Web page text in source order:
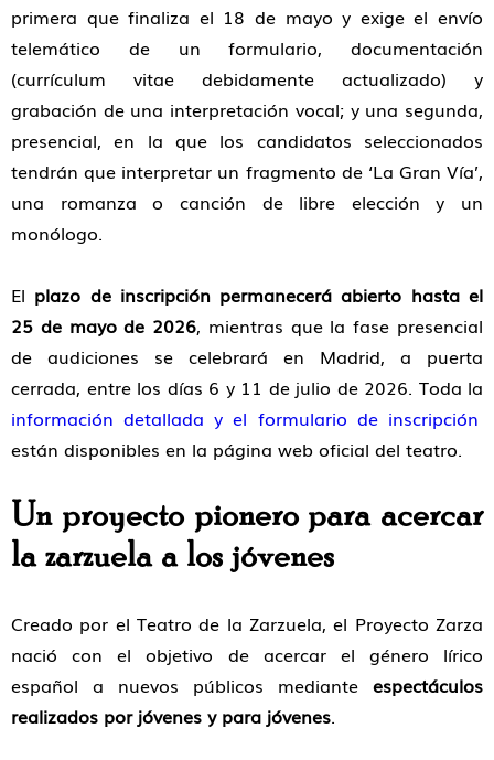
primera que finaliza el 18 de mayo y exige el envío
telemático de un formulario, documentación
(currículum vitae debidamente actualizado) y
grabación de una interpretación vocal; y una segunda,
presencial, en la que los candidatos seleccionados
tendrán que interpretar un fragmento de ‘La Gran Vía’,
una romanza o canción de libre elección y un
monólogo.
El plazo de inscripción permanecerá abierto hasta el
25 de mayo de 2026, mientras que la fase presencial
de audiciones se celebrará en Madrid, a puerta
cerrada, entre los días 6 y 11 de julio de 2026. Toda la
información detallada y el formulario de inscripción
están disponibles en la página web oficial del teatro.
Un proyecto pionero para acercar
la zarzuela a los jóvenes
Creado por el Teatro de la Zarzuela, el Proyecto Zarza
nació con el objetivo de acercar el género lírico
español a nuevos públicos mediante espectáculos
realizados por jóvenes y para jóvenes.